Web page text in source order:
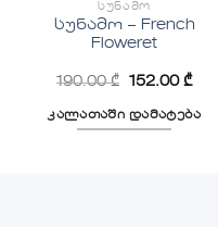
ᲡᲣᲜᲐᲛᲝ
სუნამო – French
Floweret
190.00₾ 152.00₾
კალათაში დამატება